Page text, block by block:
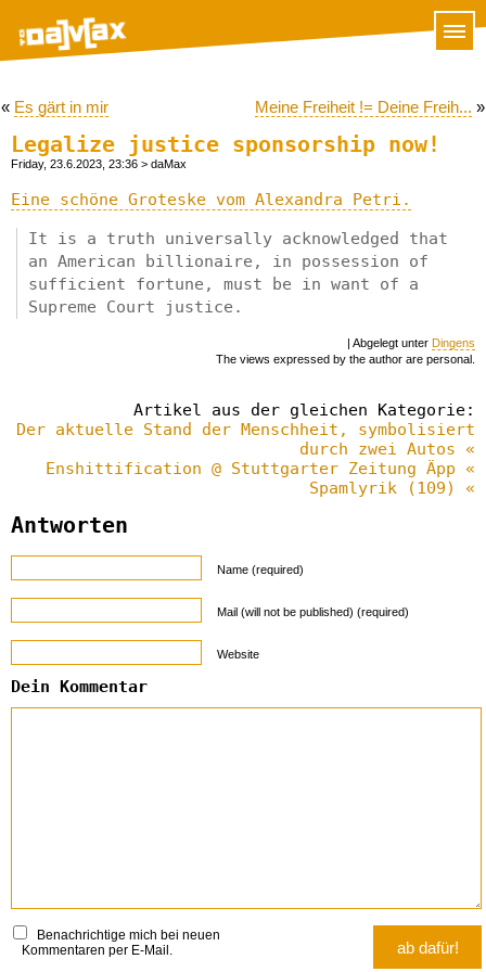
« Es gärt in mir Meine Freiheit != Deine Freih... »
Legalize justice sponsorship now!
Friday, 23.6.2023, 23:36 > daMax
Eine schöne Groteske vom Alexandra Petri.
It is a truth universally acknowledged that
an American billionaire, in possession of
sufficient fortune, must be in want of a
Supreme Court justice.
| Abgelegt unter Dingens
The views expressed by the author are personal.
Artikel aus der gleichen Kategorie:
Der aktuelle Stand der Menschheit, symbolisiert
durch zwei Autos «
Enshittification @ Stuttgarter Zeitung Äpp «
Spamlyrik (109) «
Antworten
Name (required)
Mail (will not be published) (required)
Website
Dein Kommentar
Benachrichtige mich bei neuen
Kommentaren per E-Mail.